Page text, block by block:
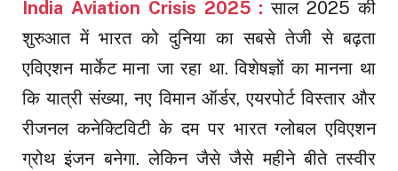
India Aviation Crisis 2025 : साल 2025 की
शुरुआत में भारत को दुनिया का सबसे तेजी से बढ़ता
एविएशन मार्केट माना जा रहा था. विशेषज्ञों का मानना था
कि यात्री संख्या, नए विमान ऑर्डर, एयरपोर्ट विस्तार और
रीजनल कनेक्टिविटी के दम पर भारत ग्लोबल एविएशन
ग्रोथ इंजन बनेगा. लेकिन जैसे जैसे महीने बीते तस्वीर